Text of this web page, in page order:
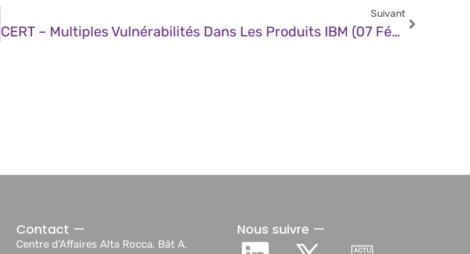
Suivant
CERT – Multiples Vulnérabilités Dans Les Produits IBM (07 Février 2025)
Contact —
Centre d’Affaires Alta Rocca, Bât A,
Nous suivre —